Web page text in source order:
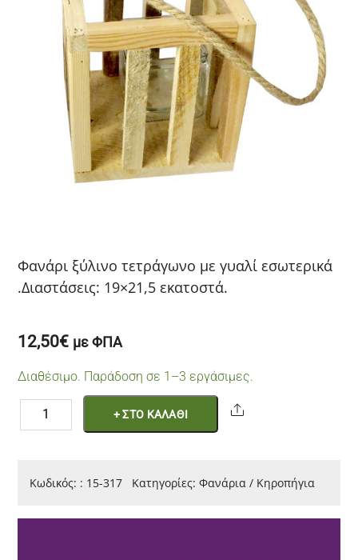
Φανάρι ξύλινο τετράγωνο με γυαλί εσωτερικά
.Διαστάσεις: 19×21,5 εκατοστά.
12,50€ με ΦΠΑ
Διαθέσιμο. Παράδοση σε 1–3 εργάσιμες.
Φανάρι
Ξύλινο
+ ΣΤΟ ΚΑΛΑΘΙ Share
Κωδικός: : 15-317 Κατηγορίες: Φανάρια / Κηροπήγια